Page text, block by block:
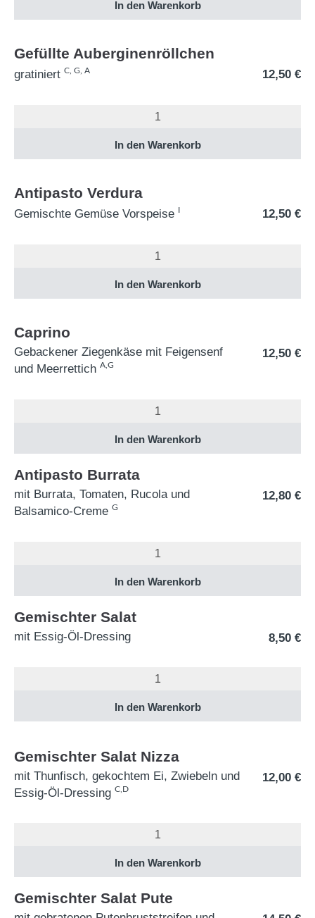
Gefüllte Auberginenröllchen
gratiniert C, G, A 12,50 €
Antipasto Verdura
Gemischte Gemüse Vorspeise I 12,50 €
Caprino
Gebackener Ziegenkäse mit Feigensenf
und Meerrettich A,G
12,50 €
Antipasto Burrata
mit Burrata, Tomaten, Rucola und
Balsamico-Creme G
12,80 €
Gemischter Salat
mit Essig-Öl-Dressing 8,50 €
Gemischter Salat Nizza
mit Thunfisch, gekochtem Ei, Zwiebeln und
Essig-Öl-Dressing C,D
12,00 €
Gemischter Salat Pute